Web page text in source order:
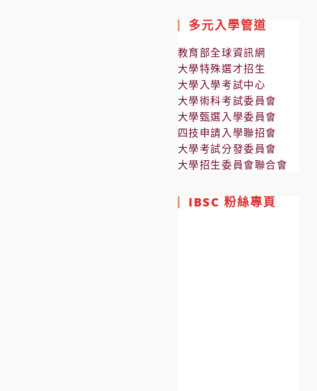
多元入學管道
教育部全球資訊網
大學特殊選才招生
大學入學考試中心
大學術科考試委員會
大學甄選入學委員會
四技申請入學聯招會
大學考試分發委員會
大學招生委員會聯合會
IBSC 粉絲專頁